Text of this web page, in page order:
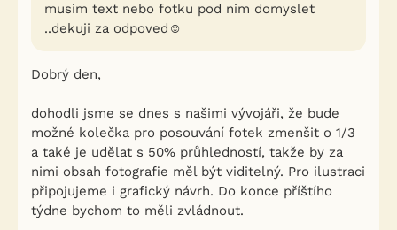
musim text nebo fotku pod nim domyslet
..dekuji za odpoved☺
Dobrý den,
dohodli jsme se dnes s našimi vývojáři, že bude
možné kolečka pro posouvání fotek zmenšit o 1/3
a také je udělat s 50% průhledností, takže by za
nimi obsah fotografie měl být viditelný. Pro ilustraci
připojujeme i grafický návrh. Do konce příštího
týdne bychom to měli zvládnout.